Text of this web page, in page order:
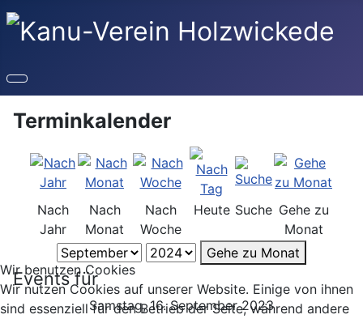
Terminkalender
Nach
Jahr
Nach
Monat
Nach
Woche
Heute Suche Gehe zu
Monat
Gehe zu Monat
Events für
Samstag, 16. September 2023
Wir benutzen Cookies
Wir nutzen Cookies auf unserer Website. Einige von ihnen
sind essenziell für den Betrieb der Seite, während andere